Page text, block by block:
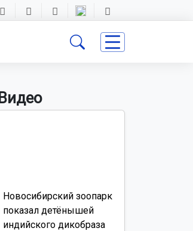
Видео
Новосибирский зоопарк
показал детёнышей
индийского дикобраза